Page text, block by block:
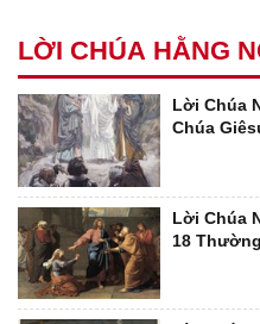
LỜI CHÚA HẰNG
Lời Chúa
Chúa
Lời Chúa
18